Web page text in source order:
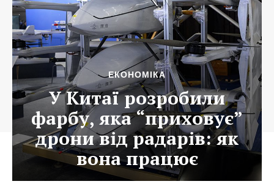
ЕКОНОМІКА
У Китаї розробили
фарбу, яка “приховує”
дрони від радарів: як
вона працює